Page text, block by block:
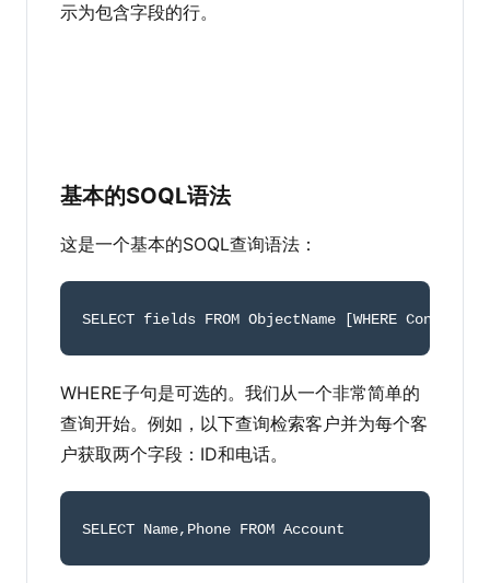
示为包含字段的行。
基本的SOQL语法
这是一个基本的SOQL查询语法：
SELECT fields FROM ObjectName [WHERE Condition
WHERE子句是可选的。我们从一个非常简单的
查询开始。例如，以下查询检索客户并为每个客
户获取两个字段：ID和电话。
SELECT Name, Phone FROM Account